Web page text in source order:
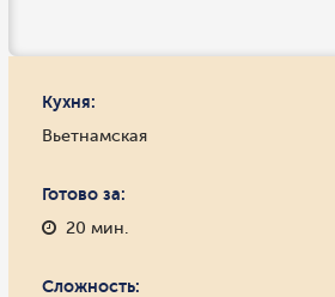
Кухня:
Вьетнамская
Готово за:
20 мин.
Сложность: